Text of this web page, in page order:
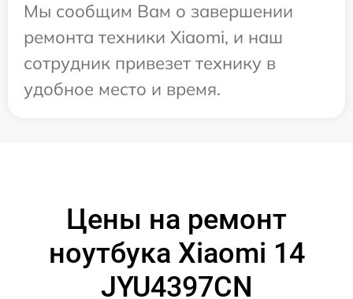
Мы сообщим Вам о завершении
ремонта техники Xiaomi, и наш
сотрудник привезет технику в
удобное место и время.
Цены на ремонт
ноутбука Xiaomi 14
JYU4397CN